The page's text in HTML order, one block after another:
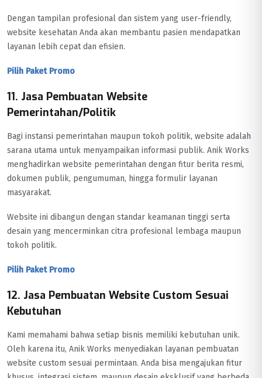
Dengan tampilan profesional dan sistem yang user-friendly,
website kesehatan Anda akan membantu pasien mendapatkan
layanan lebih cepat dan efisien.
Pilih Paket Promo
11. Jasa Pembuatan Website
Pemerintahan/Politik
Bagi instansi pemerintahan maupun tokoh politik, website adalah
sarana utama untuk menyampaikan informasi publik. Anik Works
menghadirkan website pemerintahan dengan fitur berita resmi,
dokumen publik, pengumuman, hingga formulir layanan
masyarakat.
Website ini dibangun dengan standar keamanan tinggi serta
desain yang mencerminkan citra profesional lembaga maupun
tokoh politik.
Pilih Paket Promo
12. Jasa Pembuatan Website Custom Sesuai
Kebutuhan
Kami memahami bahwa setiap bisnis memiliki kebutuhan unik.
Oleh karena itu, Anik Works menyediakan layanan pembuatan
website custom sesuai permintaan. Anda bisa mengajukan fitur